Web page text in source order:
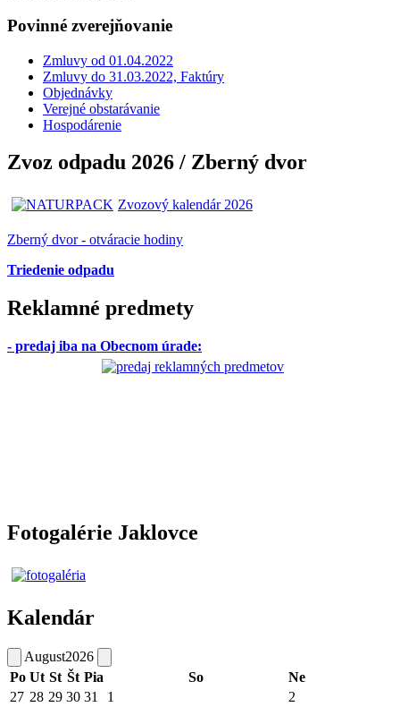
Povinné zverejňovanie
Zmluvy od 01.04.2022
Zmluvy do 31.03.2022, Faktúry
Objednávky
Verejné obstarávanie
Hospodárenie
Zvoz odpadu 2026 / Zberný dvor
Zvozový kalendár 2026
Zberný dvor - otváracie hodiny
Triedenie odpadu
Reklamné predmety
- predaj iba na Obecnom úrade:
Fotogalérie Jaklovce
Kalendár
August2026
Po Ut St Št Pia So
Ne
27 28 29 30 31 1
2